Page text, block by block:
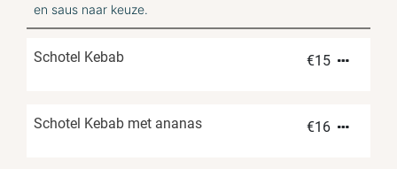
en saus naar keuze.
Schotel Kebab €15
Schotel Kebab met ananas €16